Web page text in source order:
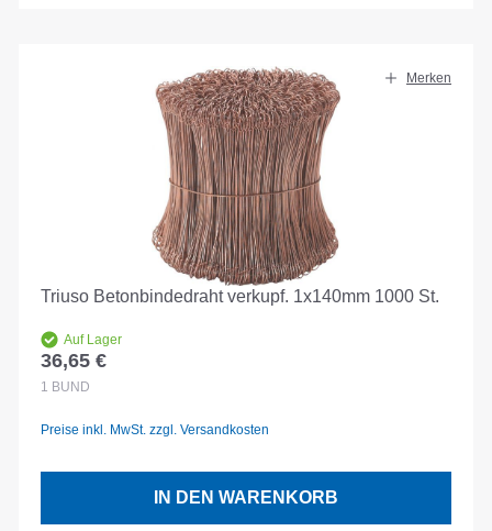
Merken
Triuso Betonbindedraht verkupf. 1x140mm 1000 St.
Auf Lager
Regulärer Preis:
36,65 €
1 BUND
Preise inkl. MwSt. zzgl. Versandkosten
IN DEN WARENKORB